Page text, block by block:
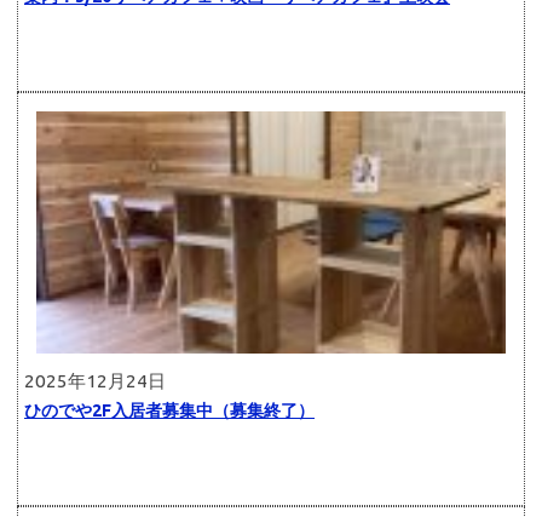
2025年12月24日
ひのでや2F入居者募集中（募集終了）